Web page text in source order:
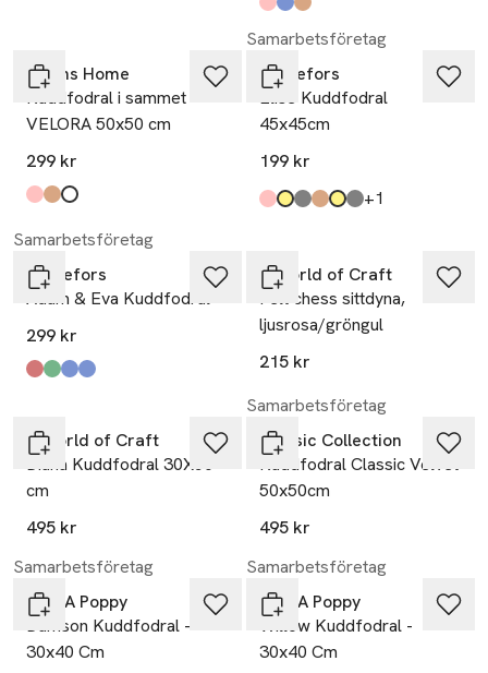
Produkten finns i färgerna:
Pink/Burgundy
Blue/Dark Blue
Brown/Dark Brown
Åhléns Home
Kuddfodral i sammet
VELORA 50x50 cm
299 kr
Produkten finns i färgerna:
Dark Pink
Brown,
Off White
Samarbetsföretag
Svanefors
Elise Kuddfodral
45x45cm
199 kr
Produkten finns i färgerna:
puderrosa,
beige gul,
grå,
brun,
senap,
silver, +1
Samarbetsföretag
Svanefors
Adam & Eva Kuddfodral
299 kr
Produkten finns i färgerna:
röd,
mossgrön
blå,
denim,
A World of Craft
Felt chess sittdyna,
ljusrosa/gröngul
215 kr
A World of Craft
Diana Kuddfodral 30X50
cm
495 kr
Samarbetsföretag
Classic Collection
Kuddfodral Classic Velvet
50x50cm
495 kr
Samarbetsföretag
Pick A Poppy
Damson Kuddfodral -
30x40 Cm
Samarbetsföretag
Pick A Poppy
Willow Kuddfodral -
30x40 Cm